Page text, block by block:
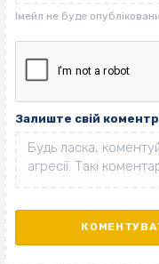
Залиште свій коментр